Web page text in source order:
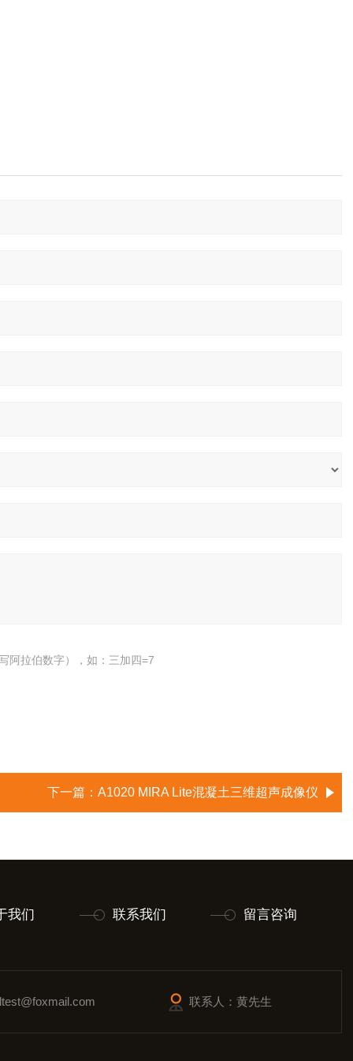
阿拉伯数字），如：三加四=7
下一篇： A1020 MIRA Lite混凝土三维超声成像仪
我们 联系我们 留言咨询
联系人：黄先生